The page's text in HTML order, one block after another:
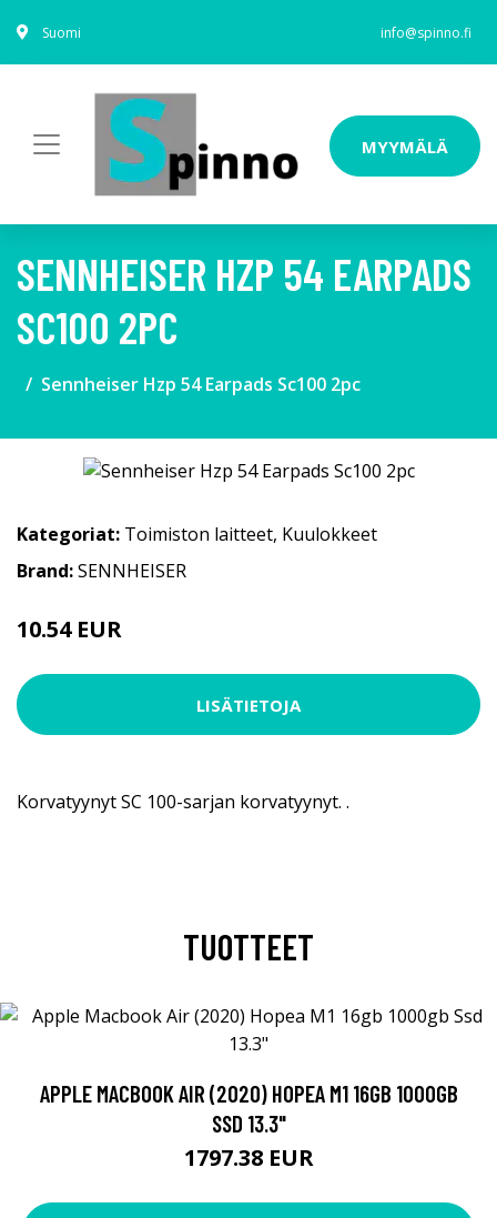
Suomi info@spinno.fi
MYYMÄLÄ
SENNHEISER HZP 54 EARPADS
SC100 2PC
Sennheiser Hzp 54 Earpads Sc100 2pc
Kategoriat: Toimiston laitteet, Kuulokkeet
Brand:SENNHEISER
10.54 EUR
LISÄTIETOJA
Korvatyynyt SC 100-sarjan korvatyynyt. .
TUOTTEET
APPLE MACBOOK AIR (2020) HOPEA M1 16GB 1000GB
SSD 13.3"
1797.38 EUR